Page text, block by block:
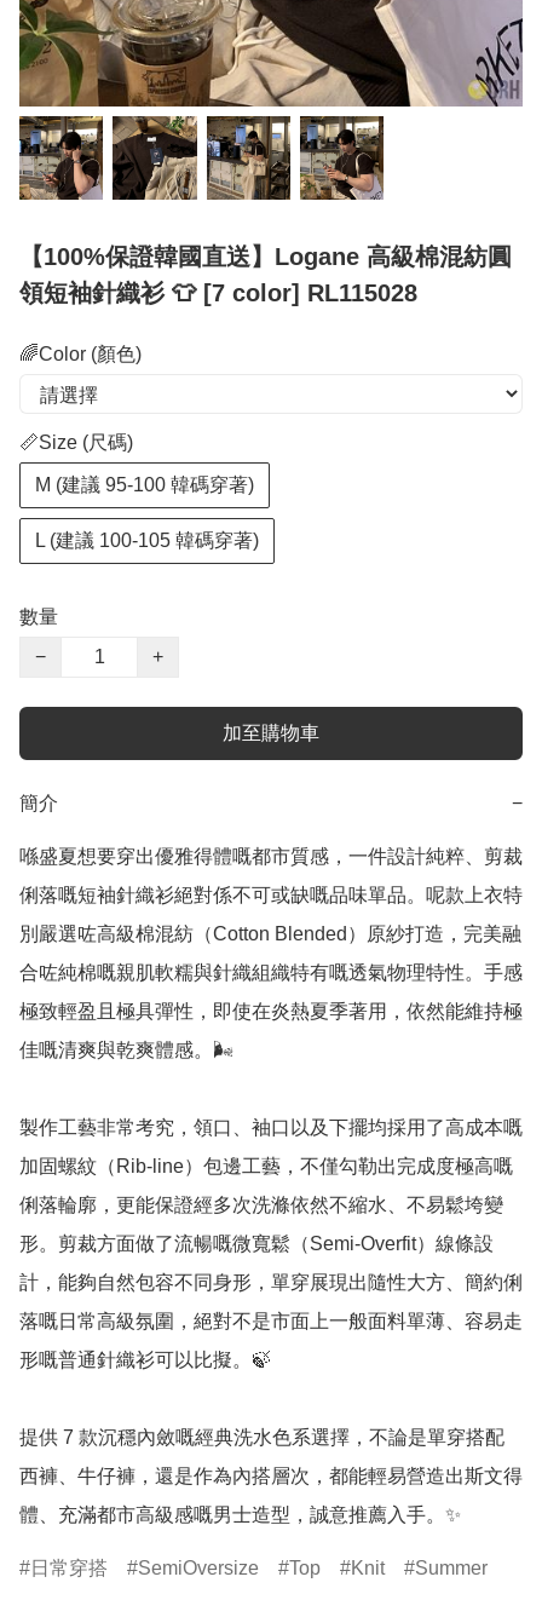
【100%保證韓國直送】Logane 高級棉混紡圓
領短袖針織衫 👕 [7 color] RL115028
🌈Color (顏色)
📏Size (尺碼)
M (建議 95-100 韓碼穿著)
L (建議 100-105 韓碼穿著)
數量
−
+
加至購物車
簡介 −
喺盛夏想要穿出優雅得體嘅都市質感，一件設計純粹、剪裁
俐落嘅短袖針織衫絕對係不可或缺嘅品味單品。呢款上衣特
別嚴選咗高級棉混紡（Cotton Blended）原紗打造，完美融
合咗純棉嘅親肌軟糯與針織組織特有嘅透氣物理特性。手感
極致輕盈且極具彈性，即使在炎熱夏季著用，依然能維持極
佳嘅清爽與乾爽體感。🌬️
製作工藝非常考究，領口、袖口以及下擺均採用了高成本嘅
加固螺紋（Rib-line）包邊工藝，不僅勾勒出完成度極高嘅
俐落輪廓，更能保證經多次洗滌依然不縮水、不易鬆垮變
形。剪裁方面做了流暢嘅微寬鬆（Semi-Overfit）線條設
計，能夠自然包容不同身形，單穿展現出隨性大方、簡約俐
落嘅日常高級氛圍，絕對不是市面上一般面料單薄、容易走
形嘅普通針織衫可以比擬。🍃
提供 7 款沉穩內斂嘅經典洗水色系選擇，不論是單穿搭配
西褲、牛仔褲，還是作為內搭層次，都能輕易營造出斯文得
體、充滿都市高級感嘅男士造型，誠意推薦入手。✨
日常穿搭 SemiOversize Top Knit Summer